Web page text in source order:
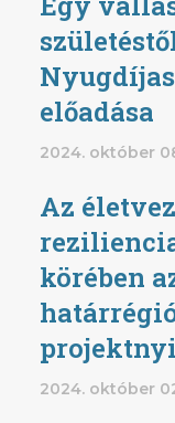
előadása
2024. október
Az
körében
2024. október